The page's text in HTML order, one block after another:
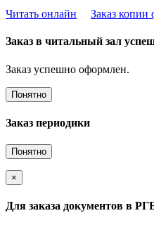
Читать онлайн
Заказ копии
Заказ в читальный зал
Заказ успешно оформлен.
Понятно
Заказ периодики
Понятно
×
Для заказа документов в